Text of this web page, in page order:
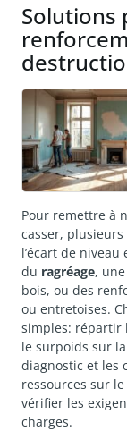
Solutions
Pour remettre à
casser,
l’écart de
du ragréage,
bois, ou des
ou entretoises.
simples: répartir
le surpoids sur
diagnostic et les
ressources sur le
vérifier les
charges.